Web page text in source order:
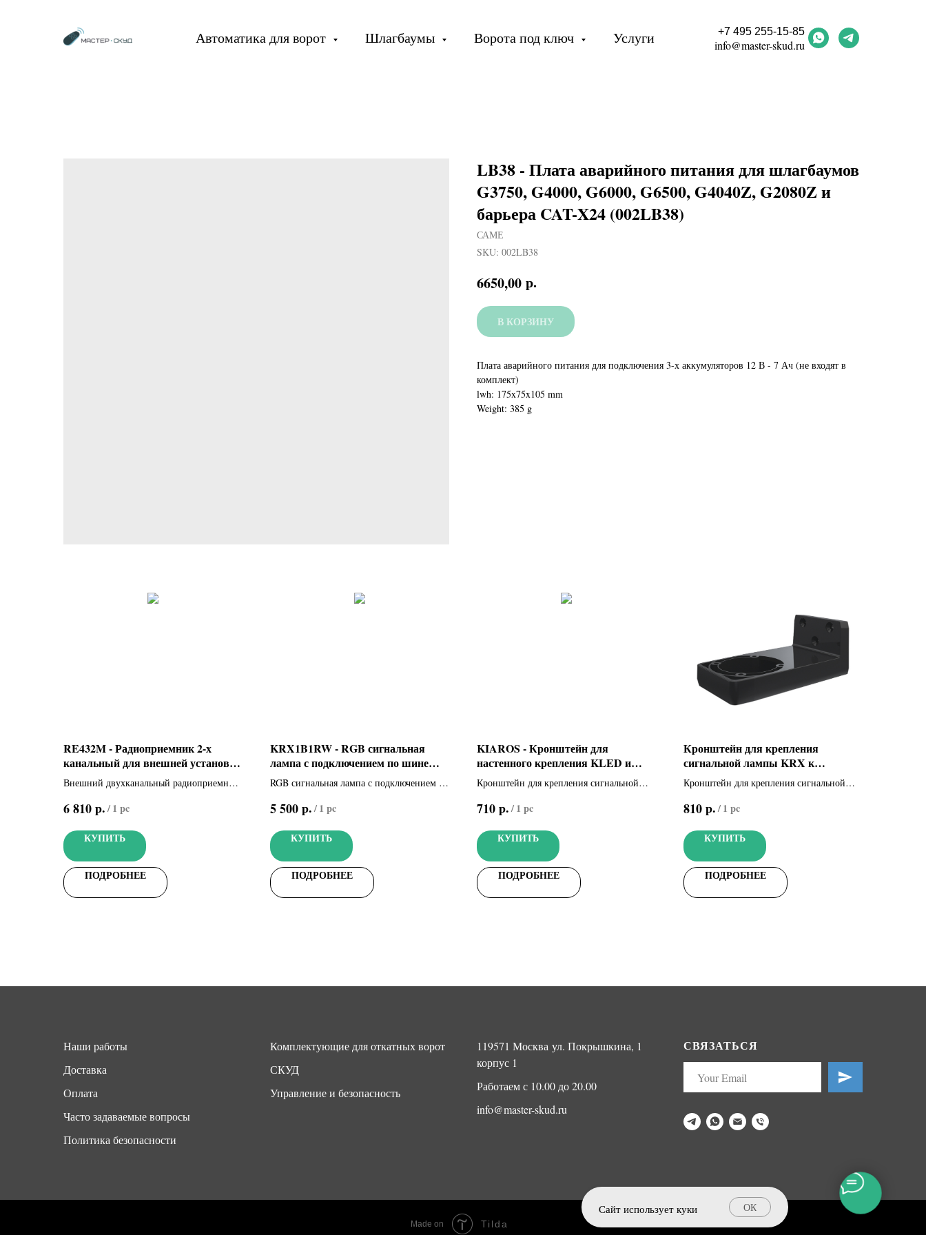
Автоматика для ворот Шлагбаумы Ворота под ключ Услуги +7 495 255-15-85
info@master-skud.ru
LB38 - Плата аварийного питания для шлагбаумов
G3750, G4000, G6000, G6500, G4040Z, G2080Z и
барьера CAT-X24 (002LB38)
САМЕ
SKU: 002LB38
6650,00 р.
В КОРЗИНУ
Плата аварийного питания для подключения 3-х аккумуляторов 12 В - 7 Ач (не входят в
комплект)
lwh: 175x75x105 mm
Weight: 385 g
RE432M - Радиоприемник 2-х
канальный для внешней установки
(001RE432M)
Внешний двухканальный радиоприемник
пользователей, совместимый с пультами
6 810р./1 pc
КУПИТЬ
ПОДРОБНЕЕ
KRX1B1RW - RGB сигнальная
лампа с подключением по шине
CXN (806LA-0050)
RGB сигнальная лампа с подключением по
5 500р./1 pc
КУПИТЬ
ПОДРОБНЕЕ
KIAROS - Кронштейн для
настенного крепления KLED и
KLED24 (001KIAROS)
Кронштейн для крепления сигнальной
710р./1 pc
КУПИТЬ
ПОДРОБНЕЕ
Кронштейн для крепления
сигнальной лампы KRX к
вертикальной поверхности (806LA-
0040)
Кронштейн для крепления сигнальной
810р./1 pc
КУПИТЬ
ПОДРОБНЕЕ
Сайт использует куки ОК
Наши работы
Доставка
Оплата
Часто задаваемые вопросы
Политика безопасности
Комплектующие для откатных ворот
СКУД
Управление и безопасность
119571 Москва ул. Покрышкина, 1
корпус 1
Работаем с 10.00 до 20.00
info@master-skud.ru
СВЯЗАТЬСЯ
Made on Tilda